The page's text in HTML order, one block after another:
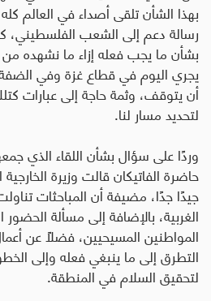
بهذا الشأن تلقى أصداء في العالم
رسالة دعم إلى الشعب الفلسطيني،
بشأن ما يجب فعله إزاء ما نشهده
يجري اليوم في قطاع غزة وفي الضفة
أن يتوقف، وثمة حاجة إلى عبارات
لتحديد مسار لنا.
وردًا على سؤال بشأن اللقاء الذي
حاضرة الفاتيكان قالت وزيرة
جيدًا جدًا، مضيفة أن المباحثات
الغربية، بالإضافة إلى مسألة
المواطنين المسيحيين، فضلاً عن
التطرق إلى ما ينبغي فعله وإلى
لتحقيق السلام في المنطقة.